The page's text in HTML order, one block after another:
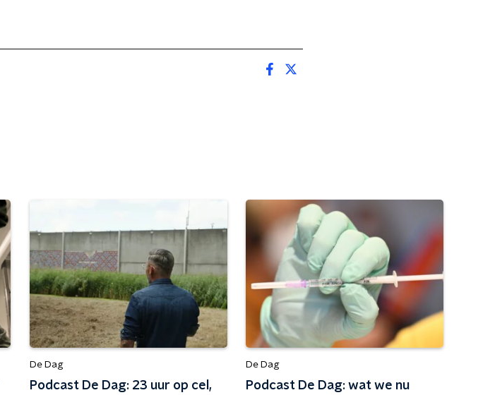
De Dag
Podcast De Dag: 23 uur op cel,
De Dag
Podcast De Dag: wat we nu